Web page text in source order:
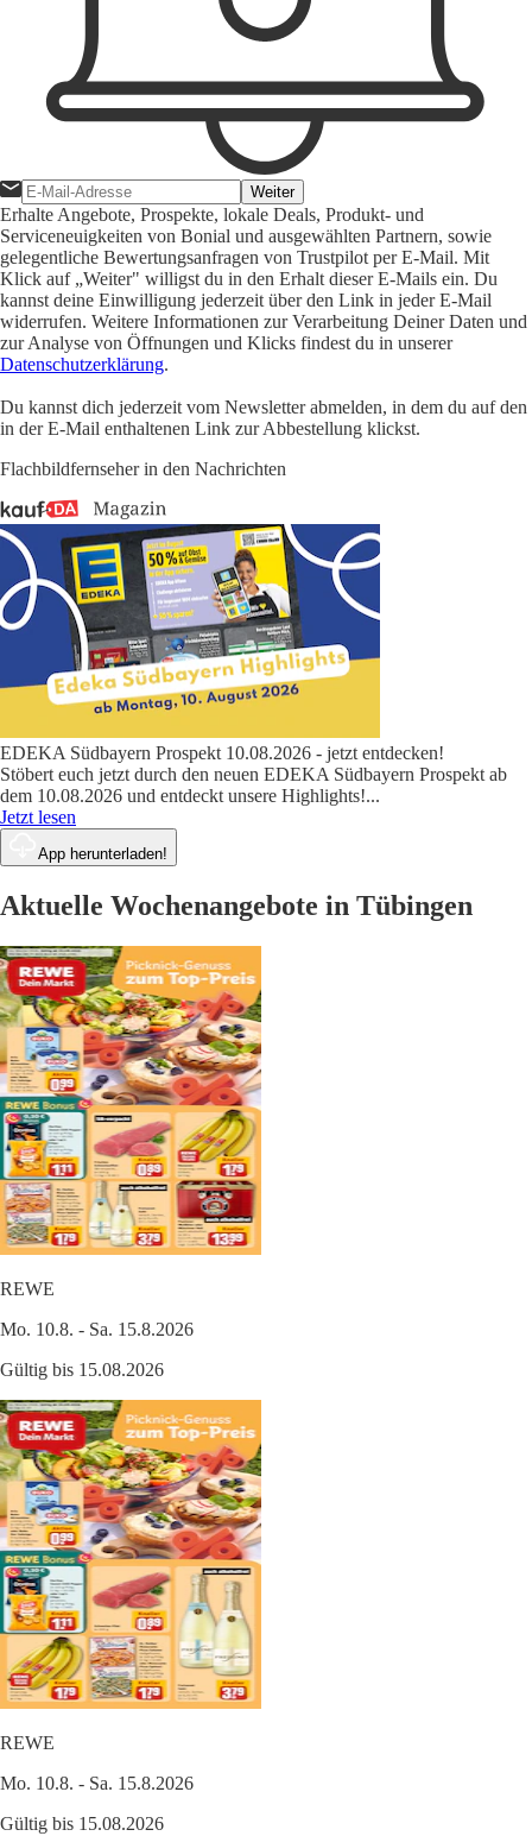
Weiter
Erhalte Angebote, Prospekte, lokale Deals, Produkt- und
Serviceneuigkeiten von Bonial und ausgewählten Partnern, sowie
gelegentliche Bewertungsanfragen von Trustpilot per E-Mail. Mit
Klick auf „Weiter" willigst du in den Erhalt dieser E-Mails ein. Du
kannst deine Einwilligung jederzeit über den Link in jeder E-Mail
widerrufen. Weitere Informationen zur Verarbeitung Deiner Daten und
zur Analyse von Öffnungen und Klicks findest du in unserer
Datenschutzerklärung.
Du kannst dich jederzeit vom Newsletter abmelden, in dem du auf den
in der E-Mail enthaltenen Link zur Abbestellung klickst.
Flachbildfernseher in den Nachrichten
EDEKA Südbayern Prospekt 10.08.2026 - jetzt entdecken!
Stöbert euch jetzt durch den neuen EDEKA Südbayern Prospekt ab
dem 10.08.2026 und entdeckt unsere Highlights!...
Jetzt lesen
App herunterladen!
Aktuelle Wochenangebote in Tübingen
REWE
Mo. 10.8. - Sa. 15.8.2026
Gültig bis 15.08.2026
REWE
Mo. 10.8. - Sa. 15.8.2026
Gültig bis 15.08.2026